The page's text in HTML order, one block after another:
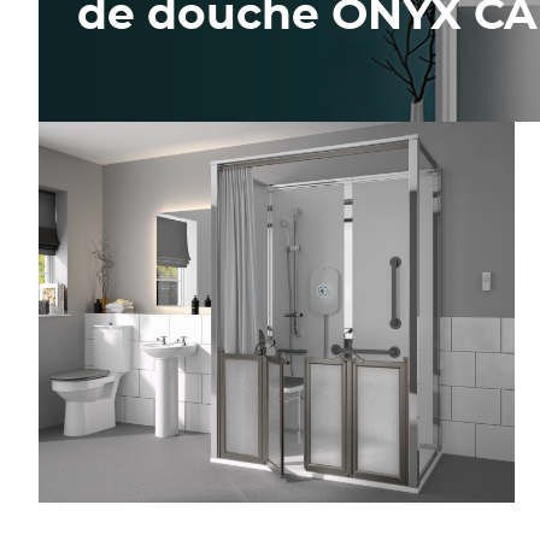
de douche ONYX
ONYX CARE